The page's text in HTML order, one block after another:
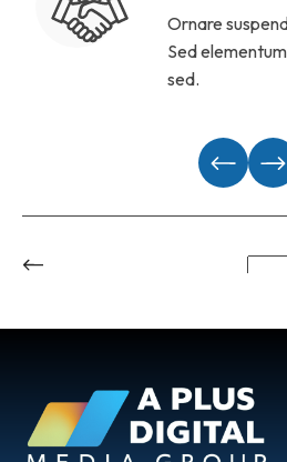
Ornare
Sed
sed.